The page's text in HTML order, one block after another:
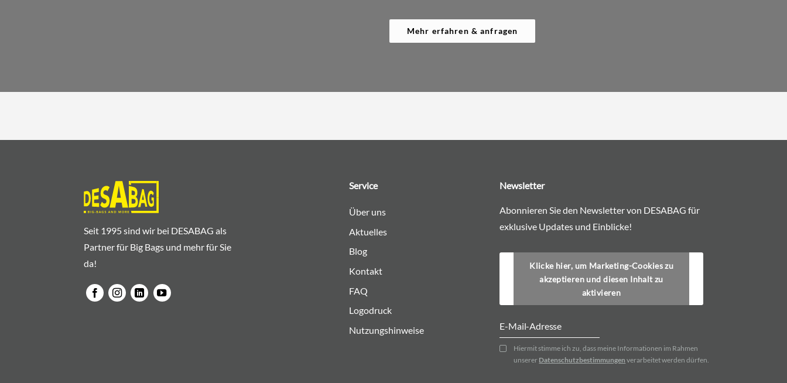
Mehr erfahren & anfragen
Seit 1995 sind wir bei DESABAG als
Partner für Big Bags und mehr für Sie
da!
Service
Über uns
Aktuelles
Blog
Kontakt
FAQ
Logodruck
Nutzungshinweise
Newsletter
Abonnieren Sie den Newsletter von DESABAG für
exklusive Updates und Einblicke!
Klicke hier, um Marketing-Cookies zu
akzeptieren und diesen Inhalt zu
aktivieren
Hiermit stimme ich zu, dass meine Informationen im Rahmen
unserer Datenschutzbestimmungen verarbeitet werden dürfen.